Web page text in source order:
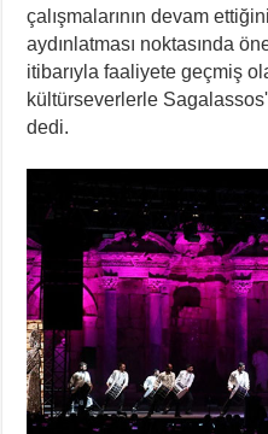
çalışmalarının devam
aydınlatması noktasında
itibarıyla faaliyete geçmiş
kültürseverlerle
dedi.